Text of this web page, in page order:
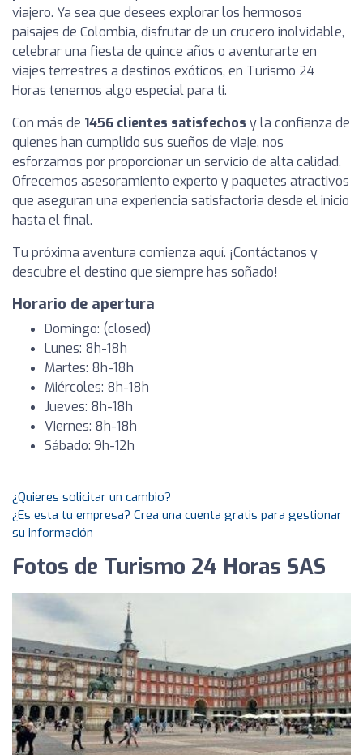
viajero. Ya sea que desees explorar los hermosos
paisajes de Colombia, disfrutar de un crucero inolvidable,
celebrar una fiesta de quince años o aventurarte en
viajes terrestres a destinos exóticos, en Turismo 24
Horas tenemos algo especial para ti.
Con más de 1456 clientes satisfechos y la confianza de
quienes han cumplido sus sueños de viaje, nos
esforzamos por proporcionar un servicio de alta calidad.
Ofrecemos asesoramiento experto y paquetes atractivos
que aseguran una experiencia satisfactoria desde el inicio
hasta el final.
Tu próxima aventura comienza aquí. ¡Contáctanos y
descubre el destino que siempre has soñado!
Horario de apertura
Domingo: (closed)
Lunes: 8h-18h
Martes: 8h-18h
Miércoles: 8h-18h
Jueves: 8h-18h
Viernes: 8h-18h
Sábado: 9h-12h
¿Quieres solicitar un cambio?
¿Es esta tu empresa? Crea una cuenta gratis para gestionar
su información
Fotos de Turismo 24 Horas SAS